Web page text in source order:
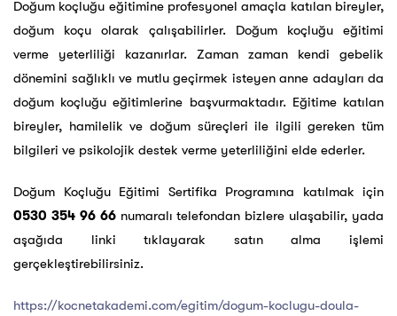
Doğum koçluğu eğitimine profesyonel amaçla katılan bireyler,
doğum koçu olarak çalışabilirler. Doğum koçluğu eğitimi
verme yeterliliği kazanırlar. Zaman zaman kendi gebelik
dönemini sağlıklı ve mutlu geçirmek isteyen anne adayları da
doğum koçluğu eğitimlerine başvurmaktadır. Eğitime katılan
bireyler, hamilelik ve doğum süreçleri ile ilgili gereken tüm
bilgileri ve psikolojik destek verme yeterliliğini elde ederler.
Doğum Koçluğu Eğitimi Sertifika Programına katılmak için
0530 354 96 66numaralı telefondan bizlere ulaşabilir, yada
aşağıda linki tıklayarak satın alma işlemi
gerçekleştirebilirsiniz.
https://kocnetakademi.com/egitim/dogum-koclugu-doula-